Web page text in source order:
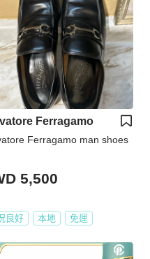
Ferragamo
Ferragamo man shoes
5,500
良好 本地 免運